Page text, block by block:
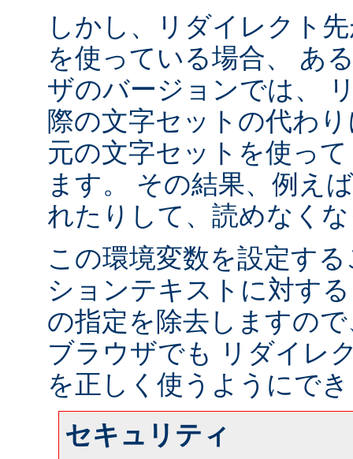
しかし、リダイレクト
を使っている場合、 あ
ザのバージョンでは、
際の文字セットの代わ
元の文字セットを使っ
ます。 その結果、例え
れたりして、読めなく
この環境変数を設定す
ションテキストに対す
の指定を除去しますの
ブラウザでも リダイレ
を正しく使うようにで
セキュリティ